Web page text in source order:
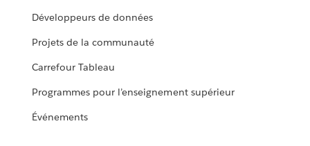
Développeurs de données
Projets de la communauté
Carrefour Tableau
Programmes pour l’enseignement supérieur
Événements